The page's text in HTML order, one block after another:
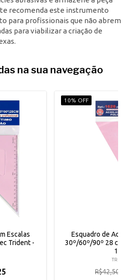
recomenda este instrumento
para profissionais que não abrem
para viabilizar a criação de
na sua navegação
Escalas
Trident -
10% OFF
Esquadro de
30º/60º/90º 28
R$42,50